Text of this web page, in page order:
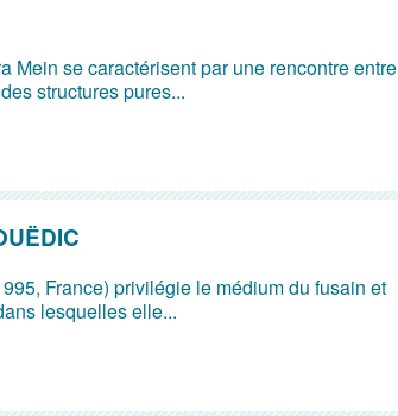
Mein se caractérisent par une rencontre entre
structures pures...
France) privilégie le médium du fusain et
lesquelles elle...